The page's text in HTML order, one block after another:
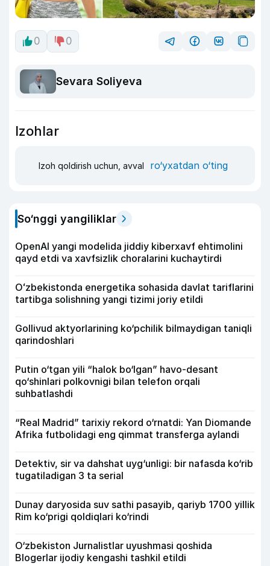
0 0
Sevara Soliyeva
Izohlar
Izoh qoldirish uchun, avval ro‘yxatdan o‘ting
So‘nggi yangiliklar
OpenAI yangi modelida jiddiy kiberxavf ehtimolini
qayd etdi va xavfsizlik choralarini kuchaytirdi
Oʻzbekistonda energetika sohasida davlat tariflarini
tartibga solishning yangi tizimi joriy etildi
Gollivud aktyorlarining ko‘pchilik bilmaydigan taniqli
qarindoshlari
Putin o‘tgan yili “halok bo‘lgan” havo-desant
qo‘shinlari polkovnigi bilan telefon orqali
suhbatlashdi
“Real Madrid” tarixiy rekord o‘rnatdi: Yan Diomande
Afrika futbolidagi eng qimmat transferga aylandi
Detektiv, sir va dahshat uyg‘unligi: bir nafasda ko‘rib
tugatiladigan 3 ta serial
Dunay daryosida suv sathi pasayib, qariyb 1700 yillik
Rim ko‘prigi qoldiqlari ko‘rindi
O‘zbekiston Jurnalistlar uyushmasi qoshida
Blogerlar ijodiy kengashi tashkil etildi